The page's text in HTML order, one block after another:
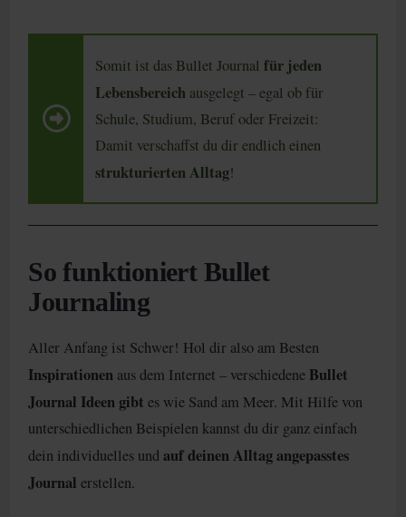
Somit ist das Bullet Journalfür jeden
Lebensbereich ausgelegt – egal ob für
Schule, Studium, Beruf oder Freizeit:
Damit verschaffst du dir endlich einen
strukturierten Alltag!
So funktioniert Bullet
Journaling
Aller Anfang ist Schwer! Hol dir also am Besten
Inspirationen aus dem Internet – verschiedene Bullet
Journal Ideen gibt es wie Sand am Meer. Mit Hilfe von
unterschiedlichen Beispielen kannst du dir ganz einfach
dein individuelles undauf deinen Alltag angepasstes
Journal erstellen.